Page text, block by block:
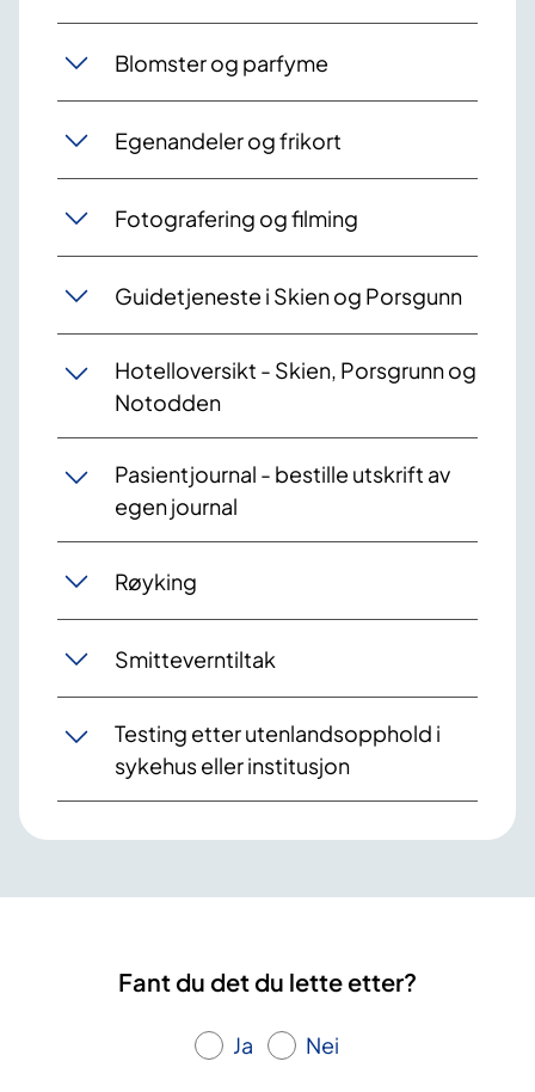
Blomster og parfyme
Egenandeler og frikort
Fotografering og filming
Guidetjeneste i Skien og Porsgunn
Hotelloversikt - Skien, Porsgrunn og
Notodden
Pasientjournal - bestille utskrift av
egen journal
Røyking
Smitteverntiltak
Testing etter utenlandsopphold i
sykehus eller institusjon
Fant du det du lette etter?
Ja Nei